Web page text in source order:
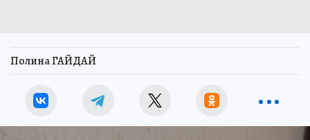
Полина ГАЙДАЙ